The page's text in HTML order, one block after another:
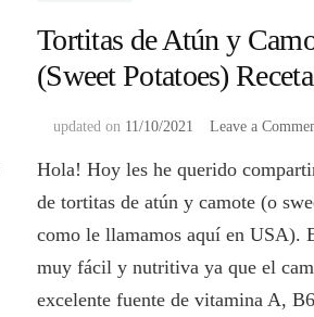
Tortitas de Atún y
(Sweet Potatoes) Receta
updated on 11/10/2021 Leave a
Hola! Hoy les he querido
de tortitas de atún y camote (o
como le llamamos aquí en USA).
muy fácil y nutritiva ya que el
excelente fuente de vitamina A,